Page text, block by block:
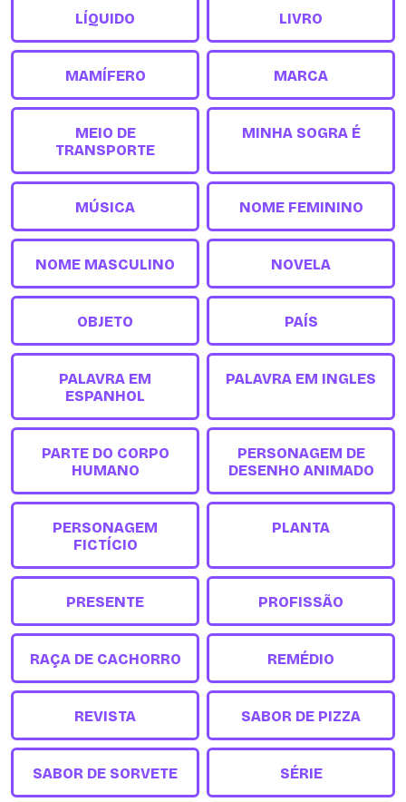
LÍQUIDO LIVRO
MAMÍFERO MARCA
MEIO DE
TRANSPORTE
MINHA SOGRA É
MÚSICA NOME FEMININO
NOME MASCULINO NOVELA
OBJETO PAÍS
PALAVRA EM
ESPANHOL
PALAVRA EM INGLES
PARTE DO CORPO
HUMANO
PERSONAGEM DE
DESENHO ANIMADO
PERSONAGEM
FICTÍCIO
PLANTA
PRESENTE PROFISSÃO
RAÇA DE CACHORRO REMÉDIO
REVISTA SABOR DE PIZZA
SABOR DE SORVETE SÉRIE